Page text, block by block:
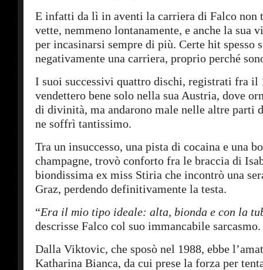
E infatti da lì in aventi la carriera di Falco non
vette, nemmeno lontanamente, e anche la sua
per incasinarsi sempre di più. Certe hit spesso
negativamente una carriera, proprio perché
I suoi successivi quattro dischi, registrati fra il
vendettero bene solo nella sua Austria, dove
di divinità, ma andarono male nelle altre parti
ne soffrì tantissimo.
Tra un insuccesso, una pista di cocaina e una
champagne, trovò conforto fra le braccia di
biondissima ex miss Stiria che incontrò una
Graz, perdendo definitivamente la testa.
“Era il mio tipo ideale: alta, bionda e con la
descrisse Falco col suo immancabile sarcasmo.
Dalla Viktovic, che sposò nel 1988, ebbe
Katharina Bianca, da cui prese la forza per